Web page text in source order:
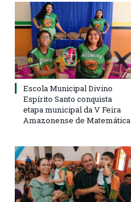
Escola Municipal Divino
Espírito Santo conquista
etapa municipal da V Feira
Amazonense de Matemática